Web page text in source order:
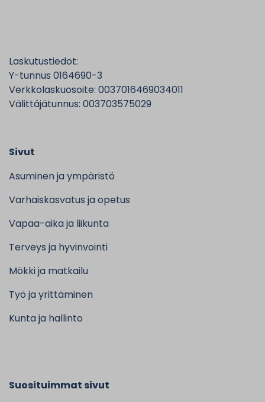
Laskutustiedot:
Y-tunnus 0164690-3
Verkkolaskuosoite: 0037016469034011
Välittäjätunnus: 003703575029
Sivut
Asuminen ja ympäristö
Varhaiskasvatus ja opetus
Vapaa-aika ja liikunta
Terveys ja hyvinvointi
Mökki ja matkailu
Työ ja yrittäminen
Kunta ja hallinto
Suosituimmat sivut